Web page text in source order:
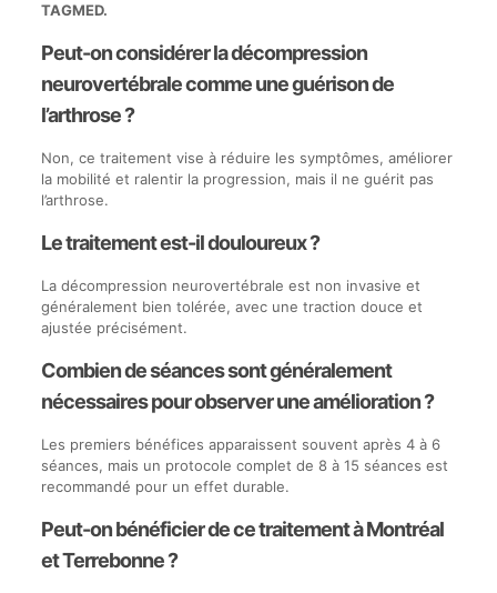
TAGMED.
Peut-on considérer la décompression
neurovertébrale comme une guérison de
l’arthrose ?
Non, ce traitement vise à réduire les symptômes, améliorer
la mobilité et ralentir la progression, mais il ne guérit pas
l’arthrose.
Le traitement est-il douloureux ?
La décompression neurovertébrale est non invasive et
généralement bien tolérée, avec une traction douce et
ajustée précisément.
Combien de séances sont généralement
nécessaires pour observer une amélioration ?
Les premiers bénéfices apparaissent souvent après 4 à 6
séances, mais un protocole complet de 8 à 15 séances est
recommandé pour un effet durable.
Peut-on bénéficier de ce traitement à Montréal
et Terrebonne ?